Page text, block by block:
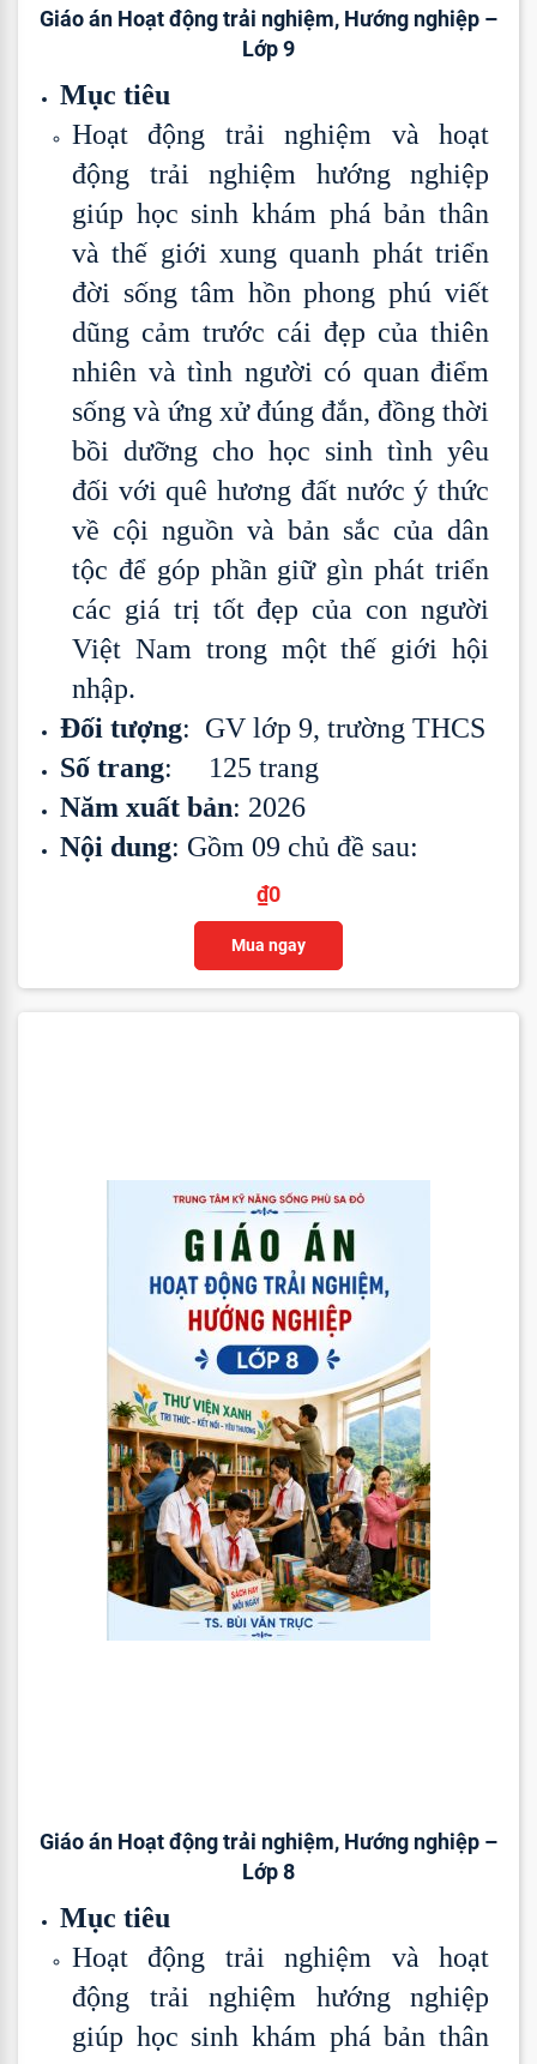
Giáo án Hoạt động trải nghiệm, Hướng nghiệp –
Lớp 9
Mục tiêu
Hoạt động trải nghiệm và hoạt
động trải nghiệm hướng nghiệp
giúp học sinh khám phá bản thân
và thế giới xung quanh phát triển
đời sống tâm hồn phong phú viết
dũng cảm trước cái đẹp của thiên
nhiên và tình người có quan điểm
sống và ứng xử đúng đắn, đồng thời
bồi dưỡng cho học sinh tình yêu
đối với quê hương đất nước ý thức
về cội nguồn và bản sắc của dân
tộc để góp phần giữ gìn phát triển
các giá trị tốt đẹp của con người
Việt Nam trong một thế giới hội
nhập.
Đối tượng: GV lớp 9, trường THCS
Số trang: 125 trang
Năm xuất bản: 2026
Nội dung: Gồm 09 chủ đề sau:
₫0
Mua ngay
Giáo án Hoạt động trải nghiệm, Hướng nghiệp –
Lớp 8
Mục tiêu
Hoạt động trải nghiệm và hoạt
động trải nghiệm hướng nghiệp
giúp học sinh khám phá bản thân